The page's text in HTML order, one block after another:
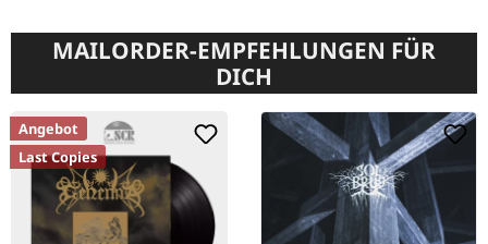
MAILORDER-EMPFEHLUNGEN FÜR
DICH
Angebot
Last Copies